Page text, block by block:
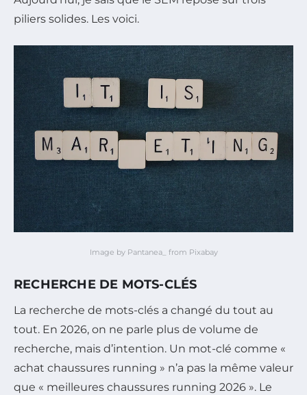
piliers solides. Les voici.
Image by Pantanea_ from Pixabay
RECHERCHE DE MOTS-CLÉS
La recherche de mots-clés a changé du tout au
tout. En 2026, on ne parle plus de volume de
recherche, mais d’intention. Un mot-clé comme «
achat chaussures running » n’a pas la même valeur
que « meilleures chaussures running 2026 ». Le